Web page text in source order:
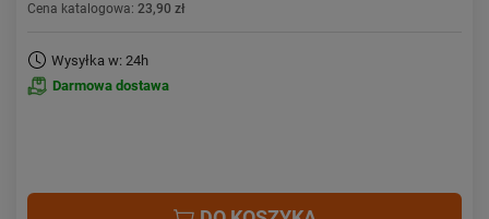
Cena katalogowa: 23,90 zł
Wysyłka w: 24h
Darmowa dostawa